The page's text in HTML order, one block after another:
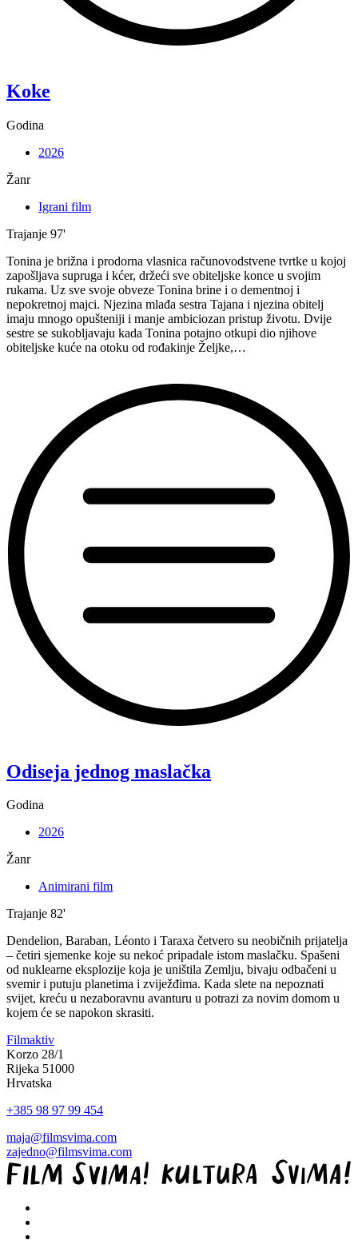
Koke
Godina
2026
Žanr
Igrani film
Trajanje 97'
Tonina je brižna i prodorna vlasnica računovodstvene tvrtke u kojoj
zapošljava supruga i kćer, držeći sve obiteljske konce u svojim
rukama. Uz sve svoje obveze Tonina brine i o dementnoj i
nepokretnoj majci. Njezina mlađa sestra Tajana i njezina obitelj
imaju mnogo opušteniji i manje ambiciozan pristup životu. Dvije
sestre se sukobljavaju kada Tonina potajno otkupi dio njihove
obiteljske kuće na otoku od rođakinje Željke,…
Odiseja jednog maslačka
Godina
2026
Žanr
Animirani film
Trajanje 82'
Dendelion, Baraban, Léonto i Taraxa četvero su neobičnih prijatelja
– četiri sjemenke koje su nekoć pripadale istom maslačku. Spašeni
od nuklearne eksplozije koja je uništila Zemlju, bivaju odbačeni u
svemir i putuju planetima i zviježđima. Kada slete na nepoznati
svijet, kreću u nezaboravnu avanturu u potrazi za novim domom u
kojem će se napokon skrasiti.
Filmaktiv
Korzo 28/1
Rijeka 51000
Hrvatska
+385 98 97 99 454
maja@filmsvima.com
zajedno@filmsvima.com